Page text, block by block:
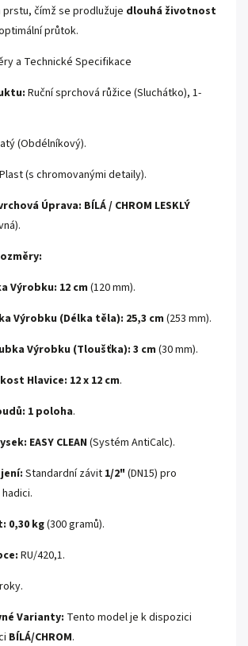
čímž se prodlužuje dlouhá životnost
průtok.
a Technické Specifikace
Ruční sprchová růžice (Sluchátko), 1-
(Obdélníkový).
Plast (s chromovanými detaily).
Úprava: BÍLÁ / CHROM LESKLÝ
Výrobku: 12 cm (120 mm).
Výrobku (Délka těla): 25,3 cm (253 mm).
Výrobku (Tloušťka): 3 cm (30 mm).
Hlavice: 12 x 12 cm.
1 poloha.
EASY CLEAN (Systém AntiCalc).
Standardní závit 1/2" (DN15) pro
0,30 kg(300 gramů).
RU/420,1.
Varianty: Tento model je k dispozici
BÍLÁ/CHROM.